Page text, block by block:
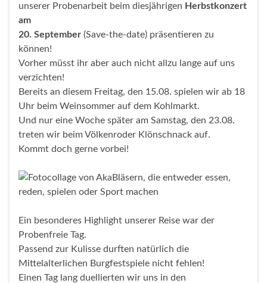
unserer Probenarbeit beim diesjährigen Herbstkonzert
am
20. September (Save-the-date) präsentieren zu
können!
Vorher müsst ihr aber auch nicht allzu lange auf uns
verzichten!
Bereits an diesem Freitag, den 15.08. spielen wir ab 18
Uhr beim Weinsommer auf dem Kohlmarkt.
Und nur eine Woche später am Samstag, den 23.08.
treten wir beim Völkenroder Klönschnack auf.
Kommt doch gerne vorbei!
Ein besonderes Highlight unserer Reise war der
Probenfreie Tag.
Passend zur Kulisse durften natürlich die
Mittelalterlichen Burgfestspiele nicht fehlen!
Einen Tag lang duellierten wir uns in den